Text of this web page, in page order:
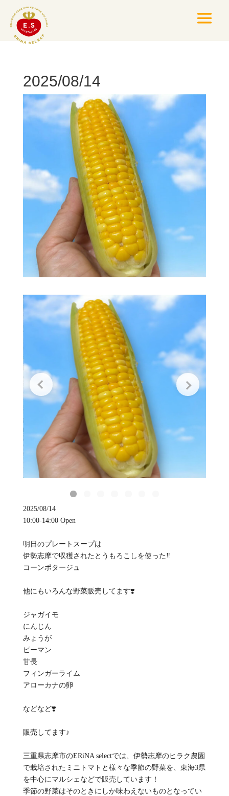
2025/08/14
2025/08/14
10:00-14:00 Open
明日のプレートスープは
伊勢志摩で収穫されたとうもろこしを使った‼️
コーンポタージュ
他にもいろんな野菜販売してます❣️
ジャガイモ
にんじん
みょうが
ピーマン
甘長
フィンガーライム
アローカナの卵
などなど❣️
販売してます♪
三重県志摩市のERiNA selectでは、伊勢志摩のヒラク農園
で栽培されたミニトマトと様々な季節の野菜を、東海3県
を中心にマルシェなどで販売しています！
季節の野菜はそのときにしか味わえないものとなってい